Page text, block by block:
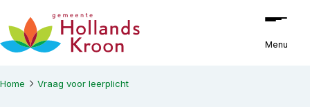
Ga naar de inhoud
Menu
Home Vraag voor leerplicht